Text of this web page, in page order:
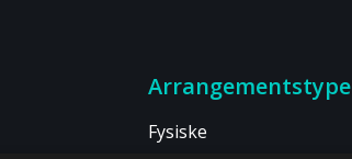
Arrangementstype
Fysiske